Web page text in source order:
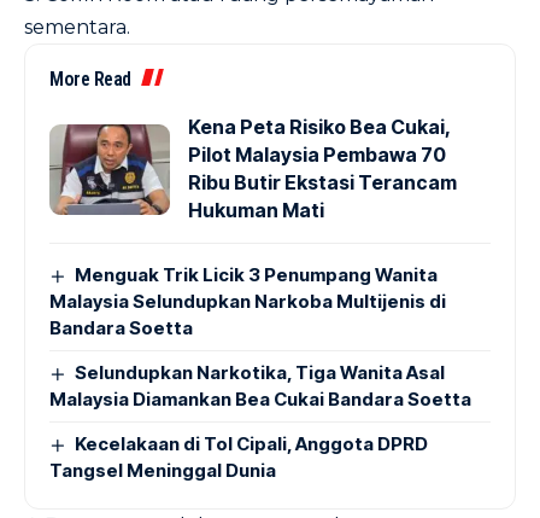
sementara.
More Read
Kena Peta Risiko Bea Cukai,
Pilot Malaysia Pembawa 70
Ribu Butir Ekstasi Terancam
Hukuman Mati
Menguak Trik Licik 3 Penumpang Wanita
Malaysia Selundupkan Narkoba Multijenis di
Bandara Soetta
Selundupkan Narkotika, Tiga Wanita Asal
Malaysia Diamankan Bea Cukai Bandara Soetta
Kecelakaan di Tol Cipali, Anggota DPRD
Tangsel Meninggal Dunia